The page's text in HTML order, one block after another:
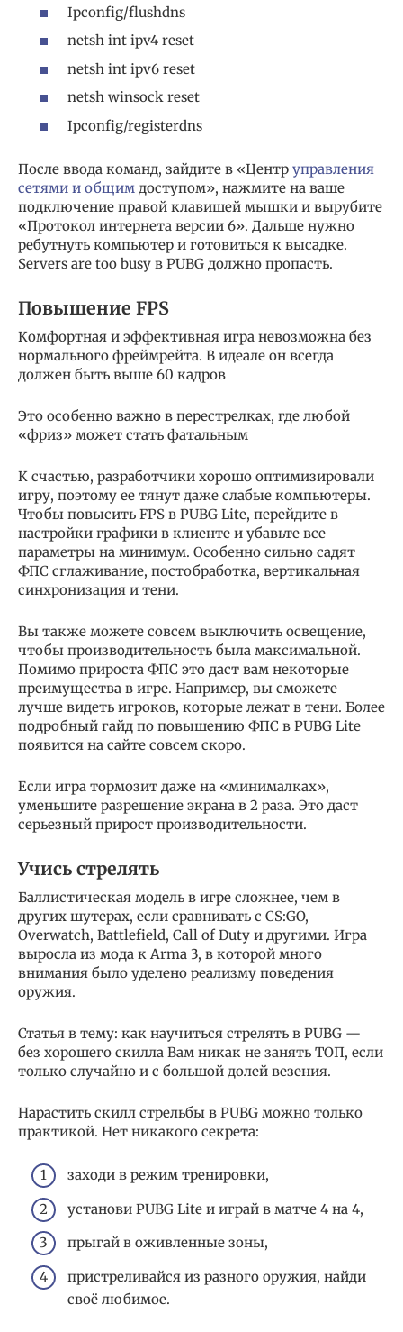
Ipconfig/flushdns
netsh int ipv4 reset
netsh int ipv6 reset
netsh winsock reset
Ipconfig/registerdns
После ввода команд, зайдите в «Центр управления
сетями и общим доступом», нажмите на ваше
подключение правой клавишей мышки и вырубите
«Протокол интернета версии 6». Дальше нужно
ребутнуть компьютер и готовиться к высадке.
Servers are too busy в PUBG должно пропасть.
Повышение FPS
Комфортная и эффективная игра невозможна без
нормального фреймрейта. В идеале он всегда
должен быть выше 60 кадров
Это особенно важно в перестрелках, где любой
«фриз» может стать фатальным
К счастью, разработчики хорошо оптимизировали
игру, поэтому ее тянут даже слабые компьютеры.
Чтобы повысить FPS в PUBG Lite, перейдите в
настройки графики в клиенте и убавьте все
параметры на минимум. Особенно сильно садят
ФПС сглаживание, постобработка, вертикальная
синхронизация и тени.
Вы также можете совсем выключить освещение,
чтобы производительность была максимальной.
Помимо прироста ФПС это даст вам некоторые
преимущества в игре. Например, вы сможете
лучше видеть игроков, которые лежат в тени. Более
подробный гайд по повышению ФПС в PUBG Lite
появится на сайте совсем скоро.
Если игра тормозит даже на «минималках»,
уменьшите разрешение экрана в 2 раза. Это даст
серьезный прирост производительности.
Учись стрелять
Баллистическая модель в игре сложнее, чем в
других шутерах, если сравнивать с CS:GO,
Overwatch, Battlefield, Call of Duty и другими. Игра
выросла из мода к Arma 3, в которой много
внимания было уделено реализму поведения
оружия.
Статья в тему: как научиться стрелять в PUBG —
без хорошего скилла Вам никак не занять ТОП, если
только случайно и с большой долей везения.
Нарастить скилл стрельбы в PUBG можно только
практикой. Нет никакого секрета:
заходи в режим тренировки,
установи PUBG Lite и играй в матче 4 на 4,
прыгай в оживленные зоны,
пристреливайся из разного оружия, найди
своё любимое.